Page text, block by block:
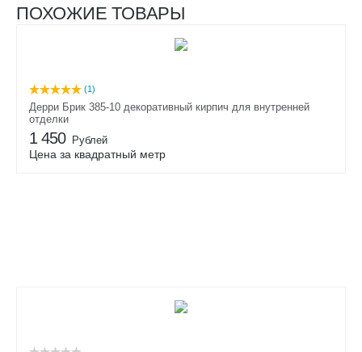
ПОХОЖИЕ ТОВАРЫ
(1)
Дерри Брик 385-10 декоративный кирпич для внутренней
отделки
1 450 Рублей
Цена за квадратный метр